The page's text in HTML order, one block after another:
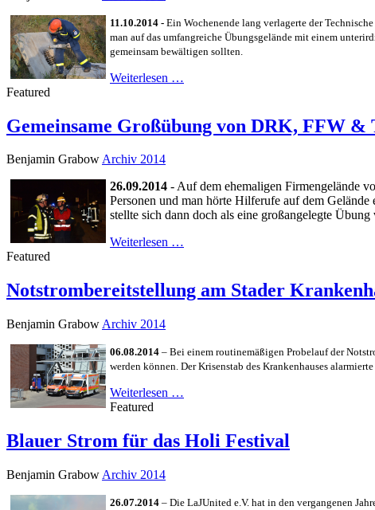
11.10.2014 - Ein Wochenende lang verlagerte der
man auf das umfangreiche Übungsgelände mit einem
gemeinsam bewältigen sollten.
Weiterlesen …
Featured
Gemeinsame Großübung von DRK, FFW &
Benjamin GrabowArchiv 2014
26.09.2014 - Auf dem ehemaligen Firmengelände
Personen und man hörte Hilferufe auf dem
stellte sich dann doch als eine großangelegte
Weiterlesen …
Featured
Notstrombereitstellung am Stader
Benjamin Grabow Archiv 2014
06.08.2014 – Bei einem routinemäßigen Probelauf der
werden können. Der Krisenstab des Krankenhauses
Weiterlesen …
Featured
Blauer Strom für das Holi Festival
Benjamin Grabow Archiv 2014
26.07.2014 – Die LaJUnited e.V. hat in den vergangenen